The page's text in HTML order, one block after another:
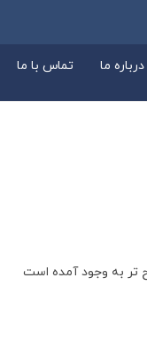
درباره ما تماس با ما
تر به وجود آمده است